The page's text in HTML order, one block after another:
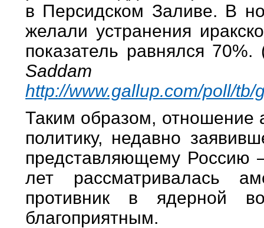
в Персидском Заливе. В
желали устранения
показатель равнялся 70%.
Saddam
http://www.gallup.com/poll/
Таким образом, отношение
политику, недавно
представляющему Россию
лет рассматривалась
противник в ядерной
благоприятным.